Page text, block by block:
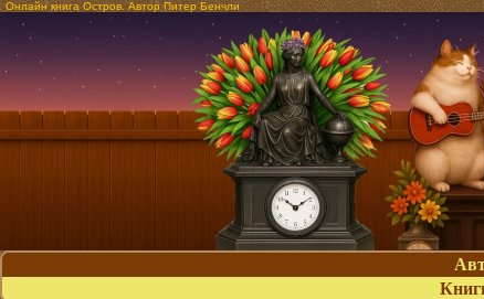
Онлайн книга Остров. Автор Питер Бенчли